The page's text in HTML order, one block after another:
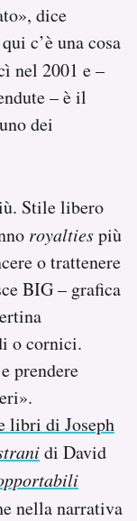
dice
c’è una cosa
nel 2001 e –
– è il
dei
Stile libero
royaltiespiù
o trattenere
BIG – grafica
o cornici.
prendere
libri di Joseph
di David
nella narrativa